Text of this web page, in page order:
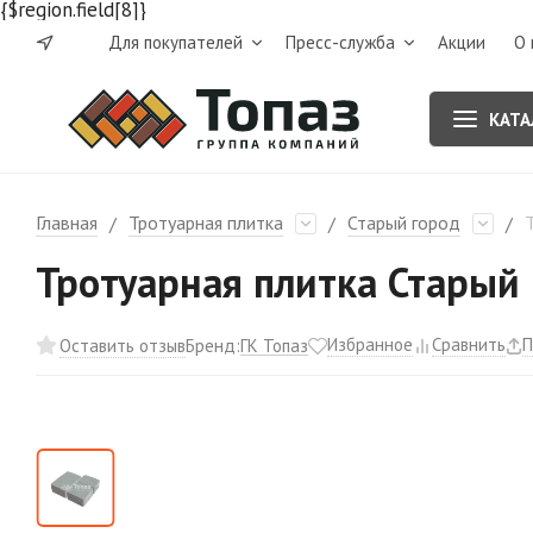
{$region.field[8]}
Для покупателей Пресс-служба Акции О
Главная / Тротуарная плитка / Старый город /
Тротуарная плитка
Оставить отзывБренд:ГК Топаз Избранное Сравнить